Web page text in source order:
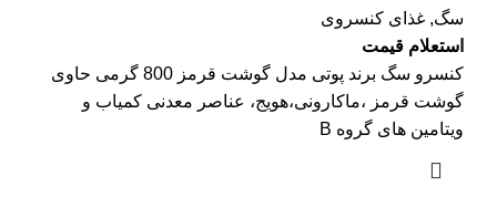
سگ, غذای کنسروی
استعلام قیمت
کنسرو سگ برند پوتی مدل گوشت قرمز 800 گرمی حاوی
گوشت قرمز ،ماکارونی،هویج، عناصر معدنی کمیاب و
ویتامین های گروه B